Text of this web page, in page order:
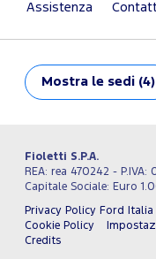
Assistenza
Mostra le sedi (4)
Fioletti S.P.A.
REA: rea 470242 - P.IVA:
Capitale Sociale: Euro
Privacy Policy Ford Italia
Cookie Policy
Credits